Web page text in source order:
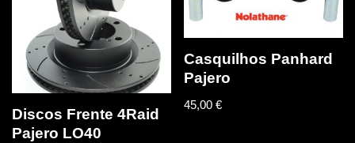
Discos Frente 4Raid
Pajero LO40
Casquilhos Panhard
Pajero
45,00€